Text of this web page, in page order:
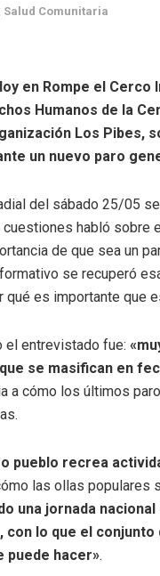
Salud Comunitaria
en Rompe el
Humanos de la
Los Pibes,
un nuevo paro
del sábado 25/05
cuestiones habló
de que sea un
se recuperó
es importante que
el entrevistado fue:
se masifican en
a cómo los últimos
pueblo recrea
las ollas populares
una jornada
con lo que el
puede hacer».